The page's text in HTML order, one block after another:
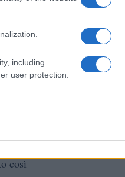
including
user protection.
che
così